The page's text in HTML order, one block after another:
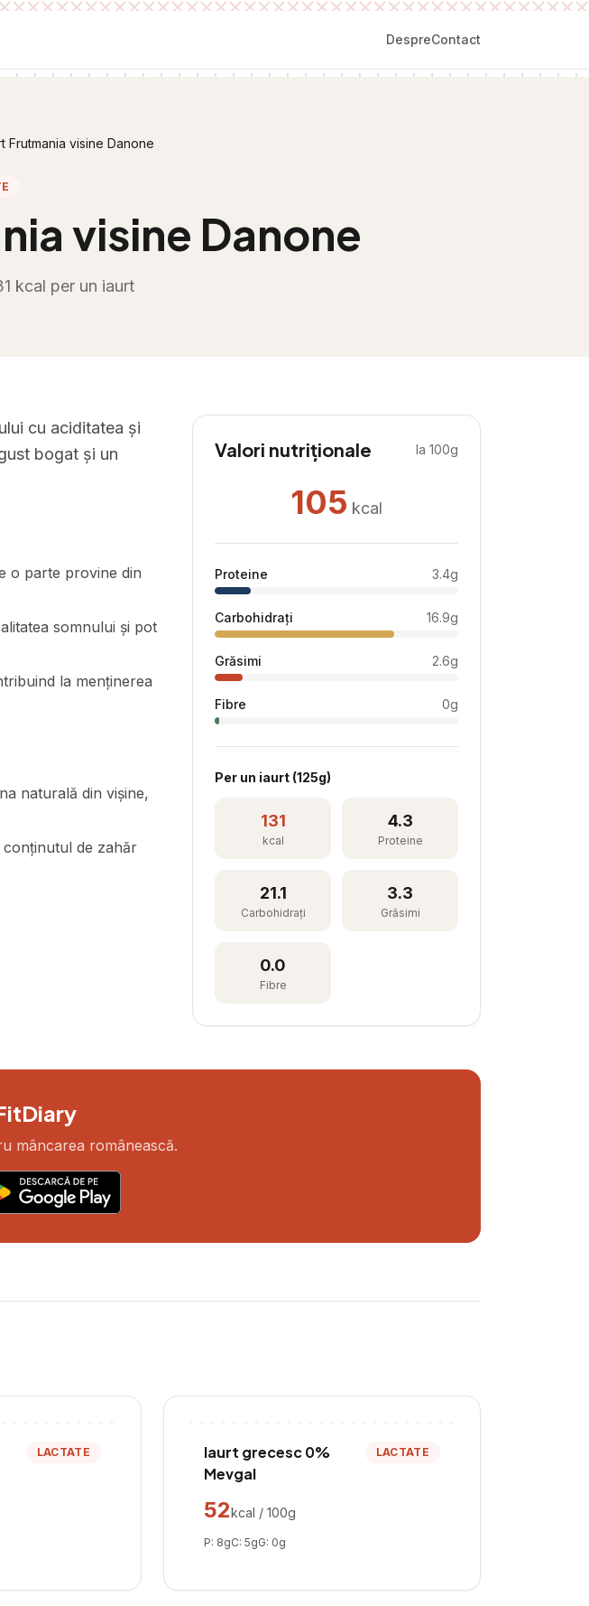
DespreContact
Frutmania visine Danone
visine Danone
kcal per un iaurt
cu aciditatea și
bogat și un
o parte provine din
somnului și pot
la menținerea
naturală din vișine,
conținutul de zahăr
Valori nutriționale la 100g
105 kcal
Proteine 3.4g
Carbohidrați 16.9g
Grăsimi 2.6g
Fibre 0g
Per un iaurt (125g)
131
kcal
4.3
Proteine
21.1
Carbohidrați
3.3
Grăsimi
0.0
Fibre
mâncarea românească.
LACTATE
Iaurt grecesc 0%
Mevgal
LACTATE
52kcal / 100g
P: 8gC: 5gG: 0g